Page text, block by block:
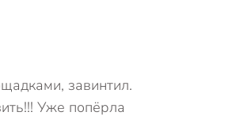
завинтил.
Уже попёрла